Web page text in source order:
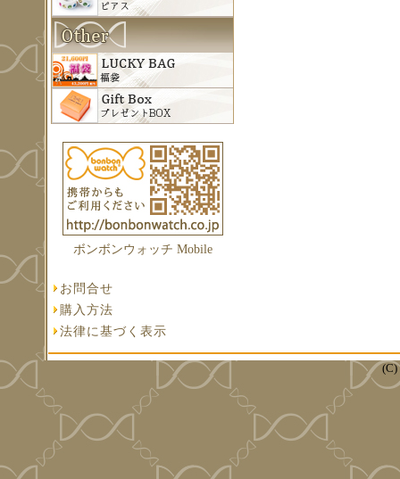
ボンボンウォッチ Mobile
お問合せ
購入方法
法律に基づく表示